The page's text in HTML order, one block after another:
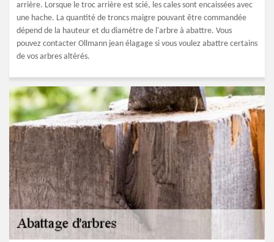
arrière. Lorsque le troc arrière est scié, les cales sont encaissées avec
une hache. La quantité de troncs maigre pouvant être commandée
dépend de la hauteur et du diamètre de l'arbre à abattre. Vous
pouvez contacter Ollmann jean élagage si vous voulez abattre certains
de vos arbres altérés.